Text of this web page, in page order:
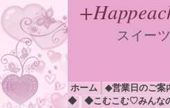
スイー
ホーム ◆営業日のご
◆
◆こむこむ♡みんな